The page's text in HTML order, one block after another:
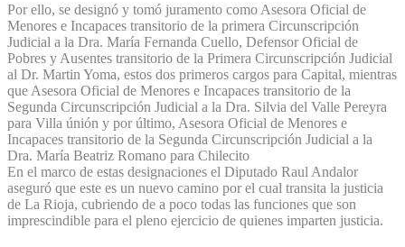
Por ello, se designó y tomó juramento como Asesora Oficial de
Menores e Incapaces transitorio de la primera Circunscripción
Judicial a la Dra. María Fernanda Cuello, Defensor Oficial de
Pobres y Ausentes transitorio de la Primera Circunscripción Judicial
al Dr. Martin Yoma, estos dos primeros cargos para Capital, mientras
que Asesora Oficial de Menores e Incapaces transitorio de la
Segunda Circunscripción Judicial a la Dra. Silvia del Valle Pereyra
para Villa únión y por último, Asesora Oficial de Menores e
Incapaces transitorio de la Segunda Circunscripción Judicial a la
Dra. María Beatriz Romano para Chilecito
En el marco de estas designaciones el Diputado Raul Andalor
aseguró que este es un nuevo camino por el cual transita la justicia
de La Rioja, cubriendo de a poco todas las funciones que son
imprescindible para el pleno ejercicio de quienes imparten justicia.